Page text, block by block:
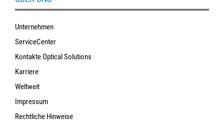
Unternehmen
ServiceCenter
Kontakte Optical Solutions
Karriere
Weltweit
Impressum
Rechtliche Hinweise